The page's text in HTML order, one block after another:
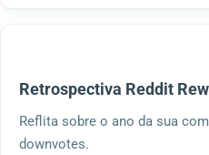
Retrospectiva Reddit
Reflita sobre o ano da sua
downvotes.